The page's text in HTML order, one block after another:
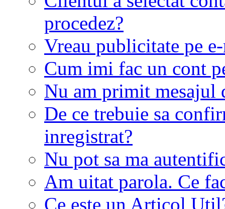
procedez?
Vreau publicitate pe
Cum imi fac un cont
Nu am primit mesajul
De ce trebuie sa
inregistrat?
Nu pot sa ma
Am uitat parola. Ce
Ce este un Articol